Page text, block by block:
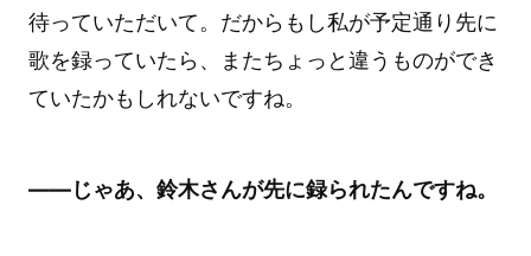
待っていただいて。だからもし私が予定通り先に
歌を録っていたら、またちょっと違うものができ
ていたかもしれないですね。
――じゃあ、鈴木さんが先に録られたんですね。